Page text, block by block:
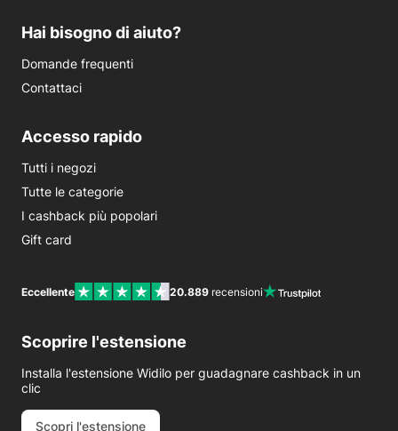
Hai bisogno di aiuto?
Domande frequenti
Contattaci
Accesso rapido
Tutti i negozi
Tutte le categorie
I cashback più popolari
Gift card
Eccellente 20.889 recensioni
Scoprire l'estensione
Installa l'estensione Widilo per guadagnare cashback in un
clic
Scopri l'estensione